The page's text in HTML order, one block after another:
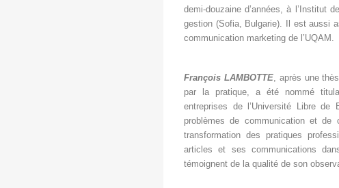
demi-douzaine d’années, à l’Institut
gestion (Sofia, Bulgarie). Il est aussi
communication marketing de l’UQAM.
François LAMBOTTE, après une
par la pratique, a été nommé
entreprises de l’Université Libre
problèmes de communication et
transformation des pratiques
articles et ses communications
témoignent de la qualité de son